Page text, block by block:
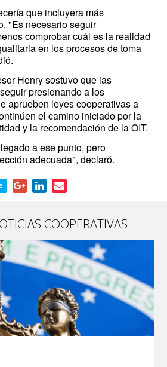
que incluyera más
"Es necesario seguir
comprobar cuál es la realidad
en los procesos de toma
Henry sostuvo que las
presionando a los
aprueben leyes cooperativas a
el camino iniciado por la
y la recomendación de la OIT.
a ese punto, pero
adecuada", declaró.
COOPERATIVAS